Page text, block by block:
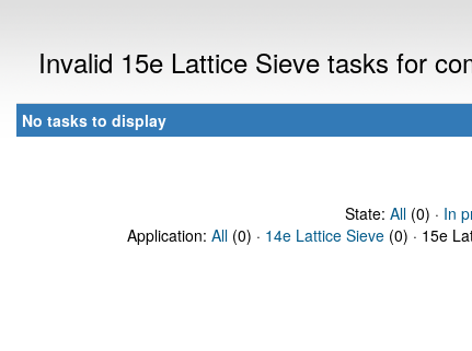
Invalid 15e Lattice Sieve tasks for
No tasks to display
State: All(0) · In
Application: All (0) · 14e Lattice Sieve (0) · 15e